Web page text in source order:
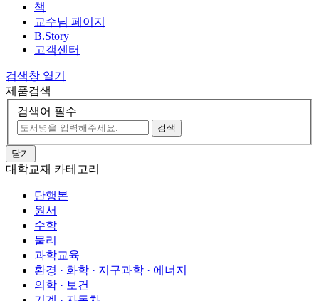
책
교수님 페이지
B.Story
고객센터
검색창 열기
제품검색
검색어 필수
검색
닫기
대학교재 카테고리
단행본
원서
수학
물리
과학교육
환경 · 화학 · 지구과학 · 에너지
의학 · 보건